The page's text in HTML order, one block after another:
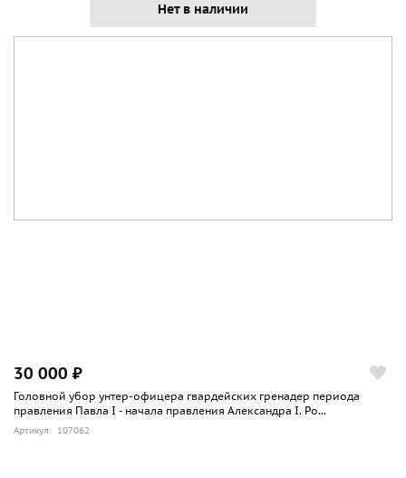
Нет в наличии
30 000 ₽
Головной убор унтер-офицера гвардейских гренадер периода
правления Павла I - начала правления Александра I. Ро...
Артикул: 107062